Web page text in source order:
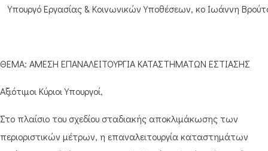
Υπουργό Εργασίας & Κοινωνικών Υποθέσεων, κο Ιωάννη
ΘΕΜΑ: ΑΜΕΣΗ ΕΠΑΝΑΛΕΙΤΟΥΡΓΙΑ ΚΑΤΑΣΤΗΜΑΤΩΝ ΕΣΤΙΑΣΗΣ
Αξιότιμοι Κύριοι Υπουργοί,
Στο πλαίσιο του σχεδίου σταδιακής αποκλιμάκωσης των
περιοριστικών μέτρων, η επαναλειτουργία καταστημάτων